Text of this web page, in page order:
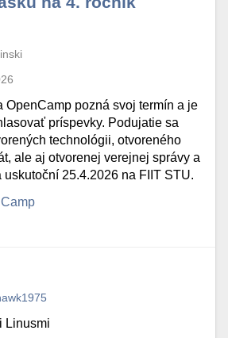
OpenCamp pozná svoj termín a je
príspevky. Podujatie sa
technológii, otvoreného
ale aj otvorenej verejnej správy a
25.4.2026 na FIIT STU.
Linusmi